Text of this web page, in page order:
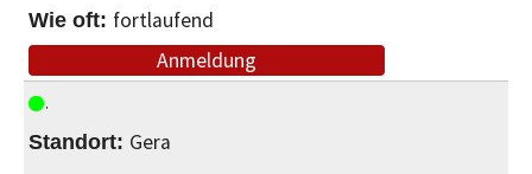
fortlaufend
Anmeldung
Gera